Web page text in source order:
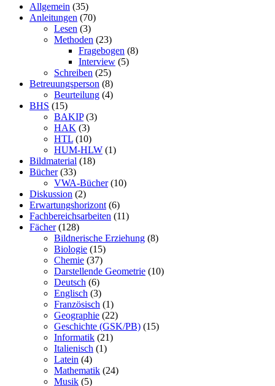
Allgemein (35)
Anleitungen (70)
Lesen (3)
Methoden (23)
Fragebogen (8)
Interview (5)
Schreiben (25)
Betreuungsperson (8)
Beurteilung (4)
BHS (15)
BAKIP(3)
HAK (3)
HTL (10)
HUM-HLW (1)
Bildmaterial (18)
Bücher(33)
VWA-Bücher(10)
Diskussion (2)
Erwartungshorizont (6)
Fachbereichsarbeiten (11)
Fächer(128)
Bildnerische Erziehung (8)
Biologie (15)
Chemie (37)
Darstellende Geometrie (10)
Deutsch (6)
Englisch (3)
Französisch (1)
Geographie (22)
Geschichte (GSK/PB) (15)
Informatik (21)
Italienisch (1)
Latein (4)
Mathematik (24)
Musik (5)